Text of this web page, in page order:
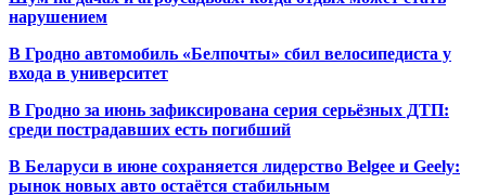
нарушением
В Гродно автомобиль «Белпочты» сбил велосипедиста у
входа в университет
В Гродно за июнь зафиксирована серия серьёзных ДТП:
среди пострадавших есть погибший
В Беларуси в июне сохраняется лидерство Belgee и Geely:
рынок новых авто остаётся стабильным